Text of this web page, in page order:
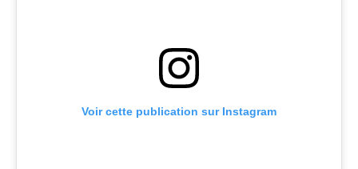
Voir cette publication sur Instagram